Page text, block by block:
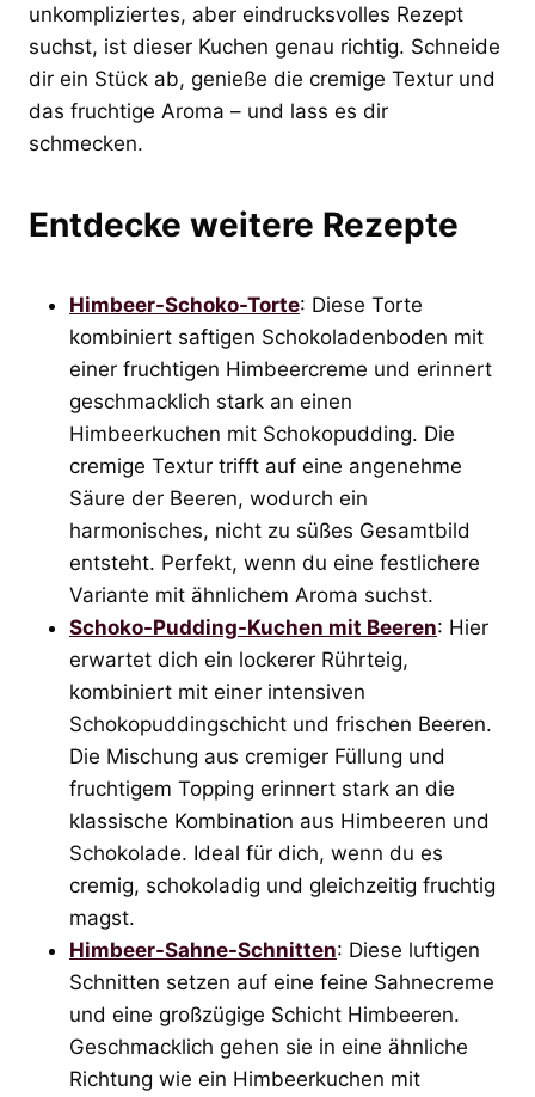
unkompliziertes, aber eindrucksvolles Rezept
suchst, ist dieser Kuchen genau richtig. Schneide
dir ein Stück ab, genieße die cremige Textur und
das fruchtige Aroma – und lass es dir
schmecken.
Entdecke weitere Rezepte
Himbeer-Schoko-Torte: Diese Torte
kombiniert saftigen Schokoladenboden mit
einer fruchtigen Himbeercreme und erinnert
geschmacklich stark an einen
Himbeerkuchen mit Schokopudding. Die
cremige Textur trifft auf eine angenehme
Säure der Beeren, wodurch ein
harmonisches, nicht zu süßes Gesamtbild
entsteht. Perfekt, wenn du eine festlichere
Variante mit ähnlichem Aroma suchst.
Schoko-Pudding-Kuchen mit Beeren: Hier
erwartet dich ein lockerer Rührteig,
kombiniert mit einer intensiven
Schokopuddingschicht und frischen Beeren.
Die Mischung aus cremiger Füllung und
fruchtigem Topping erinnert stark an die
klassische Kombination aus Himbeeren und
Schokolade. Ideal für dich, wenn du es
cremig, schokoladig und gleichzeitig fruchtig
magst.
Himbeer-Sahne-Schnitten: Diese luftigen
Schnitten setzen auf eine feine Sahnecreme
und eine großzügige Schicht Himbeeren.
Geschmacklich gehen sie in eine ähnliche
Richtung wie ein Himbeerkuchen mit